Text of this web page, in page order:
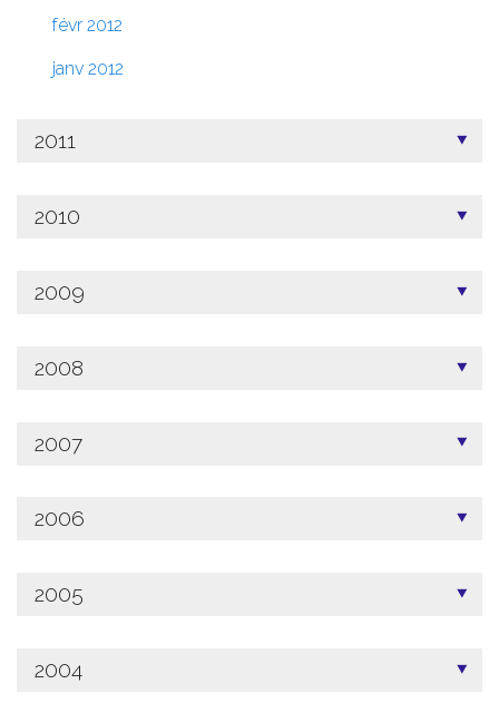
févr 2012
janv 2012
2011
2010
2009
2008
2007
2006
2005
2004